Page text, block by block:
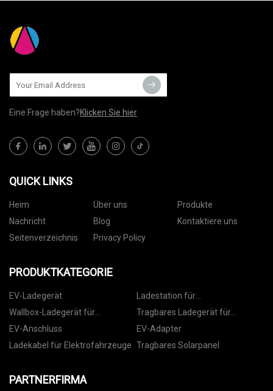
Eine Frage haben?Klicken Sie hier
QUICK LINKS
Heim Über uns
Produkte
Nachricht
Blog
Kontaktiere uns
Seitenverzeichnis
Privacy Policy
PRODUKTKATEGORIE
EV-Ladegerät
Ladestation für
Elektrofahrzeuge
Wallbox-Ladegerät für
Elektrofahrzeuge
Tragbares Ladegerät für
Elektrofahrzeuge
EV-Anschluss
EV-Adapter
Ladekabel für Elektrofahrzeuge Tragbares Solarpanel
PARTNERFIRMA